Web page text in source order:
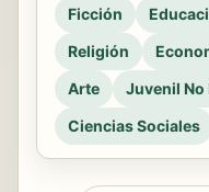
Ficción
Religión
Arte
Juvenil No
Ciencias Sociales